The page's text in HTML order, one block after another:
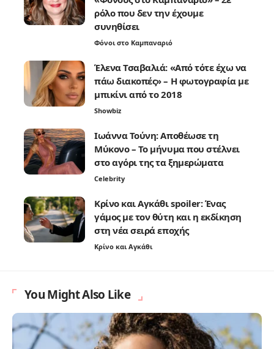
ρόλο που δεν την έχουμε
συνηθίσει
Φόνοι στο Καμπαναριό
Έλενα Τσαβαλιά: «Από τότε έχω να
πάω διακοπές» – Η φωτογραφία με
μπικίνι από το 2018
Showbiz
Ιωάννα Τούνη: Αποθέωσε τη
Μύκονο – Το μήνυμα που στέλνει
στο αγόρι της τα ξημερώματα
Celebrity
Κρίνο και Αγκάθι spoiler: Ένας
γάμος με τον θύτη και η εκδίκηση
στη νέα σειρά εποχής
Κρίνο και Αγκάθι
You Might Also Like